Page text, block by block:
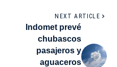
NEXT ARTICLE
Indomet prevé
chubascos
pasajeros y
aguaceros